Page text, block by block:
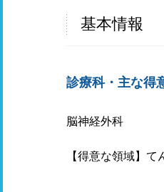
基本情報
診療科・主な得
脳神経外科
【得意な領域】